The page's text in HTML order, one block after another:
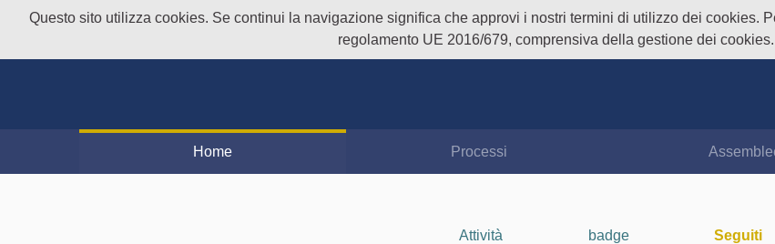
Questo sito utilizza cookies. Se continui la navigazione significa che approvi i nostri termini di utilizzo dei cookies.
regolamento UE 2016/679, comprensiva della gestione dei cookies.
Home Processi
Attività badge Seguiti